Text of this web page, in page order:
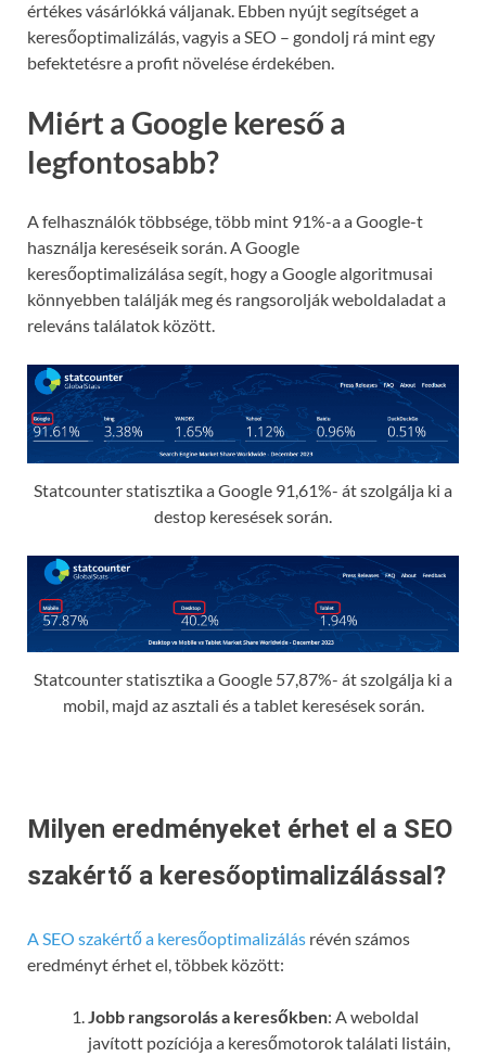
értékes vásárlókká váljanak. Ebben nyújt segítséget a
keresőoptimalizálás, vagyis a SEO – gondolj rá mint egy
befektetésre a profit növelése érdekében.
Miért a Google kereső a
legfontosabb?
A felhasználók többsége, több mint 91%-a a Google-t
használja kereséseik során. A Google
keresőoptimalizálása segít, hogy a Google algoritmusai
könnyebben találják meg és rangsorolják weboldaladat a
releváns találatok között.
Statcounter statisztika a Google 91,61%- át szolgálja ki a
destop keresések során.
Statcounter statisztika a Google 57,87%- át szolgálja ki a
mobil, majd az asztali és a tablet keresések során.
Milyen eredményeket érhet el a SEO
szakértő a keresőoptimalizálással?
A SEO szakértő a keresőoptimalizálás révén számos
eredményt érhet el, többek között:
Jobb rangsorolás a keresőkben: A weboldal
javított pozíciója a keresőmotorok találati listáin,